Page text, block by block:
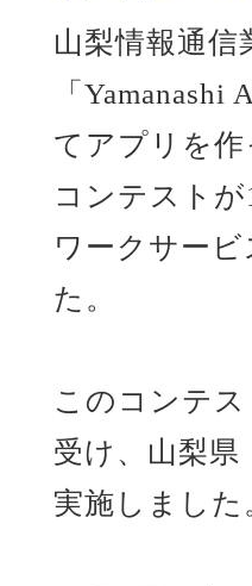
山梨情報通信
「
てアプリを
コンテスト
ワークサー
た。
このコンテ
受け、山梨
実施しました